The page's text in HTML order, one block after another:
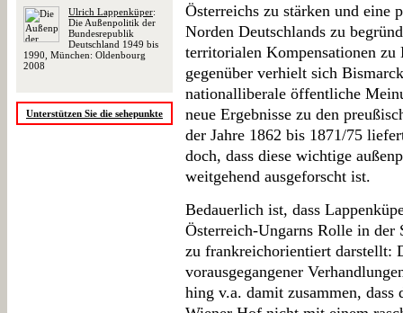
Ulrich Lappenküper:
Die Außenpolitik der
Bundesrepublik
Deutschland 1949 bis
1990, München: Oldenbourg
2008
Unterstützen Sie die sehepunkte
Österreichs zu stärken und eine
Norden Deutschlands zu
territorialen Kompensationen zu
gegenüber verhielt sich
nationalliberale öffentliche
neue Ergebnisse zu den
der Jahre 1862 bis 1871/75
doch, dass diese wichtige
weitgehend ausgeforscht ist.
Bedauerlich ist, dass
Österreich-Ungarns Rolle in der
zu frankreichorientiert darstellt:
vorausgegangener
hing v.a. damit zusammen, dass